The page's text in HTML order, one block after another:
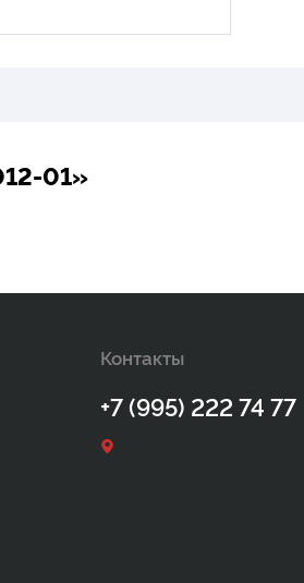
01»
Контакты
+7 (995) 222 74 77